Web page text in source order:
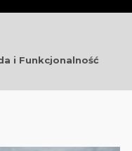
i Funkcjonalność